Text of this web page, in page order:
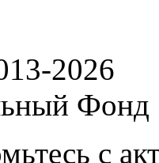
2026
с